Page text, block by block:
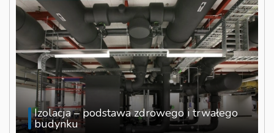
Izolacja – podstawa zdrowego i trwałego
budynku